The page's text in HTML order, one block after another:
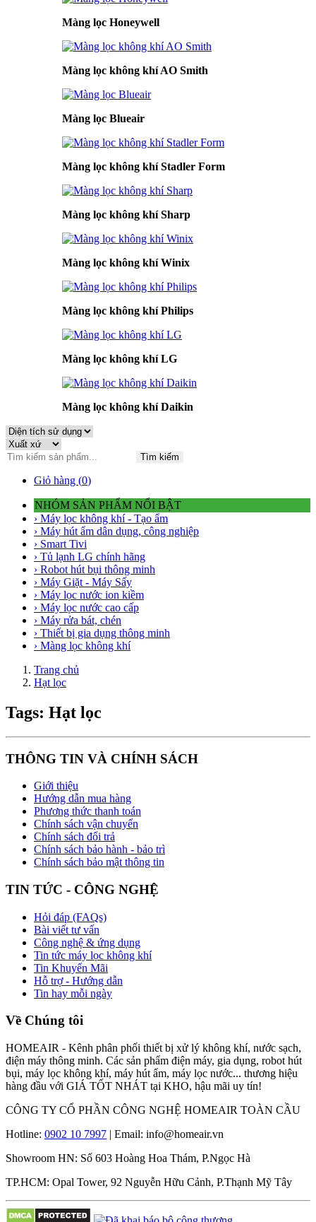
Màng lọc Honeywell
Màng lọc không khí AO Smith
Màng lọc Blueair
Màng lọc không khí Stadler Form
Màng lọc không khí Sharp
Màng lọc không khí Winix
Màng lọc không khí Philips
Màng lọc không khí LG
Màng lọc không khí Daikin
Tìm kiếm
Giỏ hàng (0)
NHÓM SẢN PHẨM NỔI BẬT
› Máy lọc không khí - Tạo ẩm
› Máy hút ẩm dân dụng, công nghiệp
› Smart Tivi
› Tủ lạnh LG chính hãng
› Robot hút bụi thông minh
› Máy Giặt - Máy Sấy
› Máy lọc nước ion kiềm
› Máy lọc nước cao cấp
› Máy rửa bát, chén
› Thiết bị gia dụng thông minh
› Màng lọc không khí
Trang chủ
Hạt lọc
Tags: Hạt lọc
THÔNG TIN VÀ CHÍNH SÁCH
Giới thiệu
Hướng dẫn mua hàng
Phương thức thanh toán
Chính sách vận chuyển
Chính sách đổi trả
Chính sách bảo hành - bảo trì
Chính sách bảo mật thông tin
TIN TỨC - CÔNG NGHỆ
Hỏi đáp (FAQs)
Bài viết tư vấn
Công nghệ & ứng dụng
Tin tức máy lọc không khí
Tin Khuyến Mãi
Hỗ trợ - Hướng dẫn
Tin hay mỗi ngày
Về Chúng tôi
HOMEAIR - Kênh phân phối thiết bị xử lý không khí, nước sạch,
điện máy thông minh. Các sản phẩm điện máy, gia dụng, robot hút
bụi, máy lọc không khí, máy hút ẩm, máy lọc nước... thương hiệu
hàng đầu với GIÁ TỐT NHÁT tại KHO, hậu mãi uy tín!
CÔNG TY CỔ PHẦN CÔNG NGHỆ HOMEAIR TOÀN CẦU
Hotline: 0902 10 7997 | Email: info@homeair.vn
Showroom HN: Số 603 Hoàng Hoa Thám, P.Ngọc Hà
TP.HCM: Opal Tower, 92 Nguyễn Hữu Cảnh, P.Thạnh Mỹ Tây